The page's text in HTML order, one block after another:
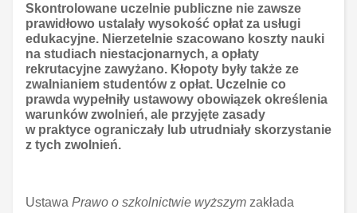
Skontrolowane uczelnie publiczne nie zawsze
prawidłowo ustalały wysokość opłat za usługi
edukacyjne. Nierzetelnie szacowano koszty nauki
na studiach niestacjonarnych, a opłaty
rekrutacyjne zawyżano. Kłopoty były także ze
zwalnianiem studentów z opłat. Uczelnie co
prawda wypełniły ustawowy obowiązek określenia
warunków zwolnień, ale przyjęte zasady
w praktyce ograniczały lub utrudniały skorzystanie
z tych zwolnień.
Ustawa Prawo o szkolnictwie wyższym zakłada